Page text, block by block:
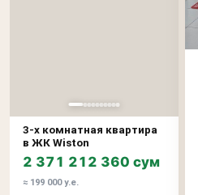
3-х комнатная квартира
в ЖК Wiston
2 371 212 360 сум
≈ 199 000 у.е.